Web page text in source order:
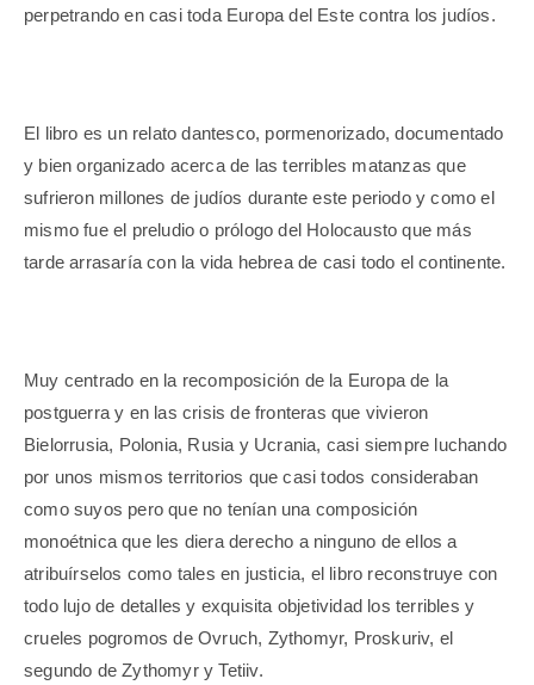
perpetrando en casi toda Europa del Este contra los judíos.
El libro es un relato dantesco, pormenorizado, documentado
y bien organizado acerca de las terribles matanzas que
sufrieron millones de judíos durante este periodo y como el
mismo fue el preludio o prólogo del Holocausto que más
tarde arrasaría con la vida hebrea de casi todo el continente.
Muy centrado en la recomposición de la Europa de la
postguerra y en las crisis de fronteras que vivieron
Bielorrusia, Polonia, Rusia y Ucrania, casi siempre luchando
por unos mismos territorios que casi todos consideraban
como suyos pero que no tenían una composición
monoétnica que les diera derecho a ninguno de ellos a
atribuírselos como tales en justicia, el libro reconstruye con
todo lujo de detalles y exquisita objetividad los terribles y
crueles pogromos de Ovruch, Zythomyr, Proskuriv, el
segundo de Zythomyr y Tetiiv.